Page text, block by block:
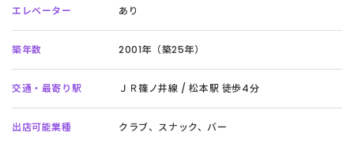
エレベーター あり
築年数 2001年（築25年）
交通・最寄り駅 ＪＲ篠ノ井線 / 松本駅 徒歩4分
出店可能業種 クラブ、スナック、バー